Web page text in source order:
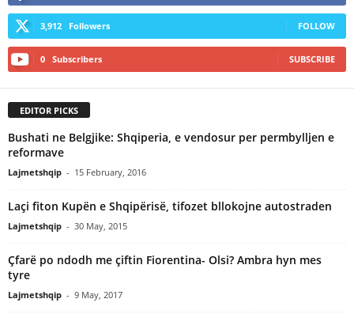
3,912 Followers FOLLOW
0 Subscribers SUBSCRIBE
EDITOR PICKS
Bushati ne Belgjike: Shqiperia, e vendosur per permbylljen e
reformave
Lajmetshqip - 15 February, 2016
Laçi fiton Kupën e Shqipërisë, tifozet bllokojne autostraden
Lajmetshqip - 30 May, 2015
Çfarë po ndodh me çiftin Fiorentina- Olsi? Ambra hyn mes
tyre
Lajmetshqip - 9 May, 2017